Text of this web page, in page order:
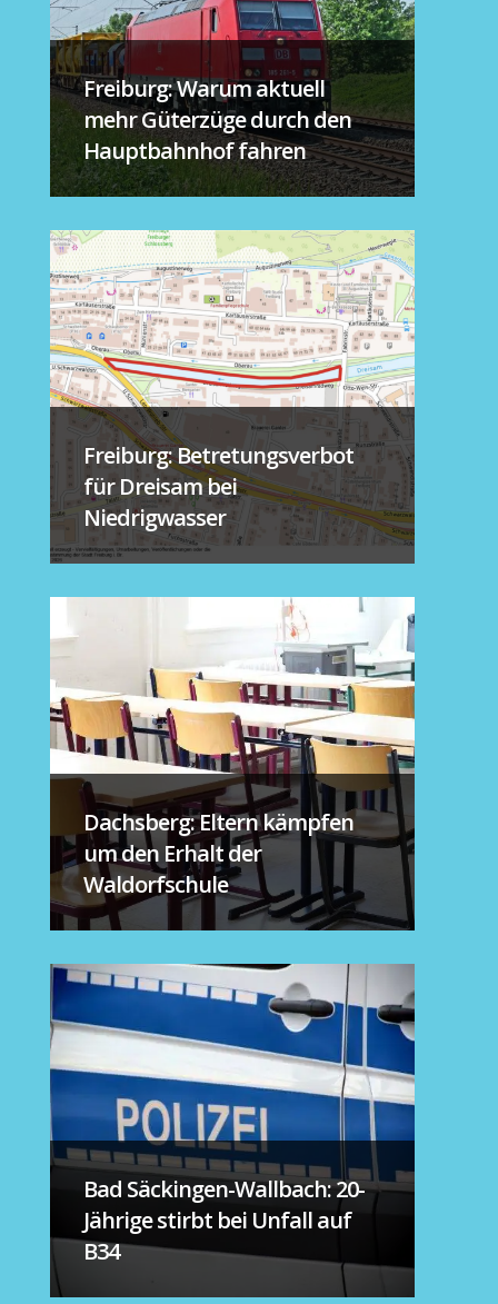
Freiburg: Warum aktuell
mehr Güterzüge durch den
Hauptbahnhof fahren
Freiburg: Betretungsverbot
für Dreisam bei
Niedrigwasser
Dachsberg: Eltern kämpfen
um den Erhalt der
Waldorfschule
Bad Säckingen-Wallbach: 20-
Jährige stirbt bei Unfall auf
B34